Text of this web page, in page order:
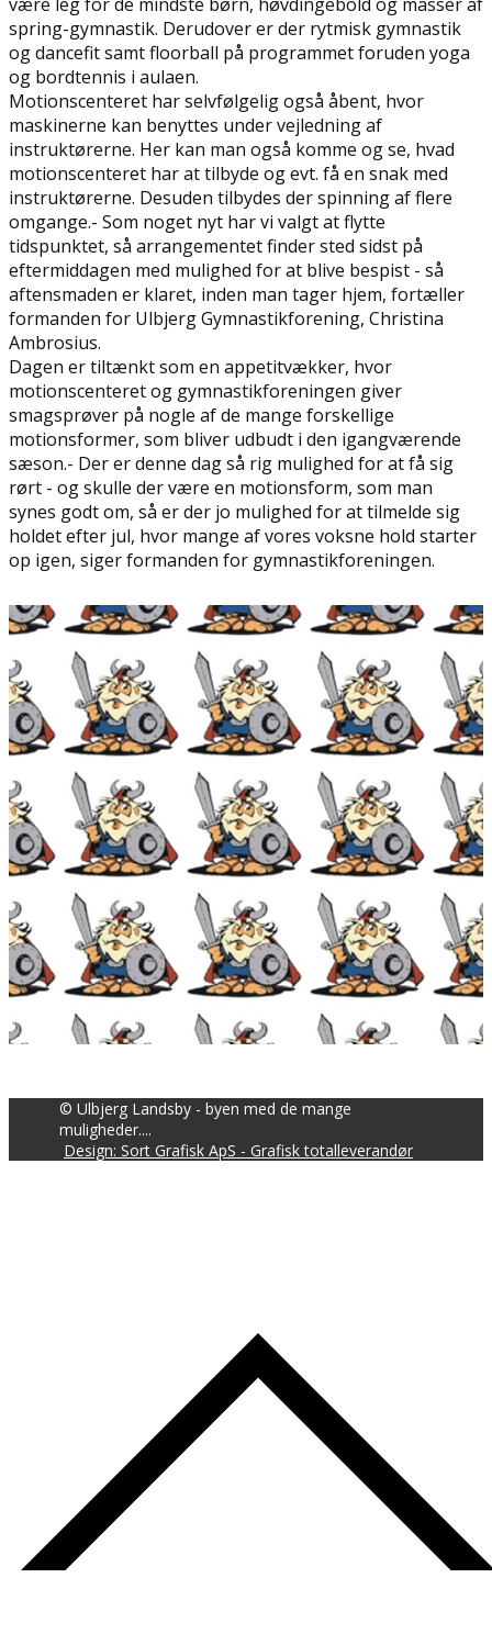
spring-gymnastik. Derudover er der rytmisk gymnastik
og dancefit samt floorball på programmet foruden yoga
og bordtennis i aulaen.
Motionscenteret har selvfølgelig også åbent, hvor
maskinerne kan benyttes under vejledning af
instruktørerne. Her kan man også komme og se, hvad
motionscenteret har at tilbyde og evt. få en snak med
instruktørerne. Desuden tilbydes der spinning af flere
omgange.- Som noget nyt har vi valgt at flytte
tidspunktet, så arrangementet finder sted sidst på
eftermiddagen med mulighed for at blive bespist - så
aftensmaden er klaret, inden man tager hjem, fortæller
formanden for Ulbjerg Gymnastikforening, Christina
Ambrosius.
Dagen er tiltænkt som en appetitvækker, hvor
motionscenteret og gymnastikforeningen giver
smagsprøver på nogle af de mange forskellige
motionsformer, som bliver udbudt i den igangværende
sæson.- Der er denne dag så rig mulighed for at få sig
rørt - og skulle der være en motionsform, som man
synes godt om, så er der jo mulighed for at tilmelde sig
holdet efter jul, hvor mange af vores voksne hold starter
op igen, siger formanden for gymnastikforeningen.
© Ulbjerg Landsby - byen med de mange
muligheder....
Design: Sort Grafisk ApS - Grafisk totalleverandør